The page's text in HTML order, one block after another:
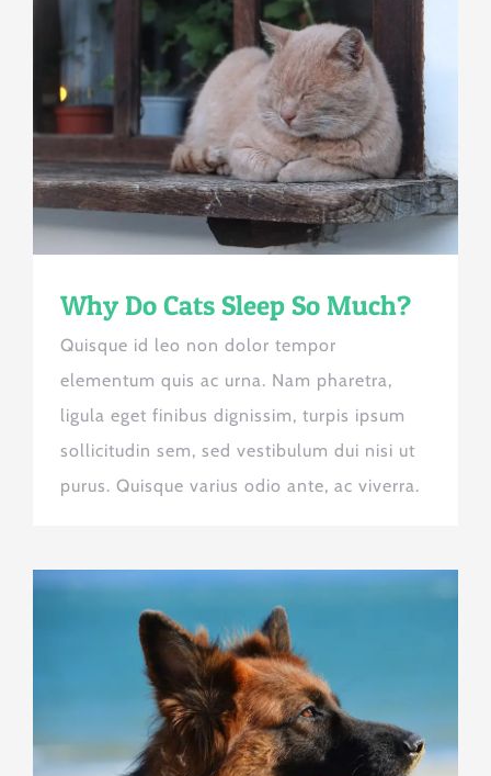
Why Do Cats Sleep So Much?
Quisque id leo non dolor tempor
elementum quis ac urna. Nam pharetra,
ligula eget finibus dignissim, turpis ipsum
sollicitudin sem, sed vestibulum dui nisi ut
purus. Quisque varius odio ante, ac viverra.